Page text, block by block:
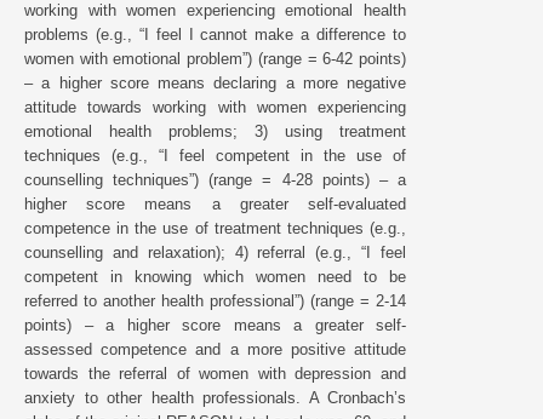
working with women experiencing emotional health
problems (e.g., “I feel I cannot make a difference to
women with emotional problem”) (range = 6-42 points)
– a higher score means declaring a more negative
attitude towards working with women experiencing
emotional health problems; 3) using treatment
techniques (e.g., “I feel competent in the use of
counselling techniques”) (range = 4-28 points) – a
higher score means a greater self-evaluated
competence in the use of treatment techniques (e.g.,
counselling and relaxation); 4) referral (e.g., “I feel
competent in knowing which women need to be
referred to another health professional”) (range = 2-14
points) – a higher score means a greater self-
assessed competence and a more positive attitude
towards the referral of women with depression and
anxiety to other health professionals. A Cronbach’s